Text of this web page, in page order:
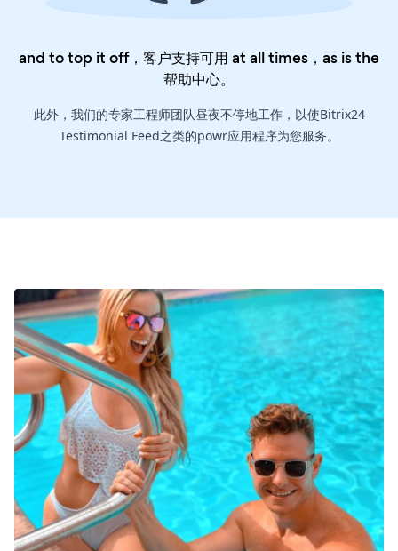
and to top it off，客户支持可用 at all times，as is the
帮助中心。
此外，我们的专家工程师团队昼夜不停地工作，以使Bitrix24
Testimonial Feed之类的powr应用程序为您服务。